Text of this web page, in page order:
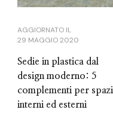
AGGIORNATO IL
29 MAGGIO 2020
Sedie in plastica dal
design moderno: 5
complementi per spazi
interni ed esterni